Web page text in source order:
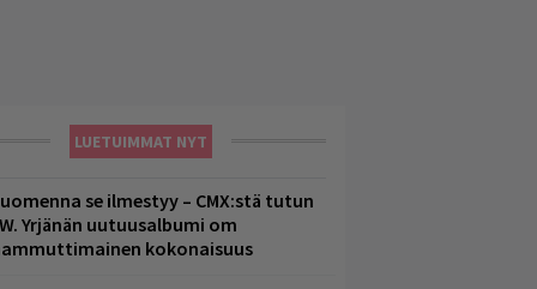
LUETUIMMAT NYT
se ilmestyy – CMX:stä tutun
Yrjänän uutuusalbumi om
kokonaisuus